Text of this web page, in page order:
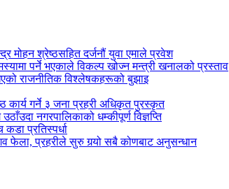
मोहन श्रेष्ठसहित दर्जनौं युवा एमाले प्रवेश
पर्ने भएकाले विकल्प खोज्न मन्त्री खनालको प्रस्ताव
राजनीतिक विश्लेषकहरूको बुझाइ
कार्य गर्ने ३ जना प्रहरी अधिकृत पुरस्कृत
नगरपालिकाको धम्कीपूर्ण विज्ञप्ति
प्रतिस्पर्धा
फेला, प्रहरीले सुरु गर्‍यो सबै कोणबाट अनुसन्धान